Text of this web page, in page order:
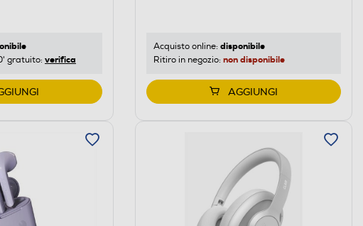
gratuito: verifica
Acquisto online: disponibile
Ritiro in negozio: non disponibile
AGGIUNGI